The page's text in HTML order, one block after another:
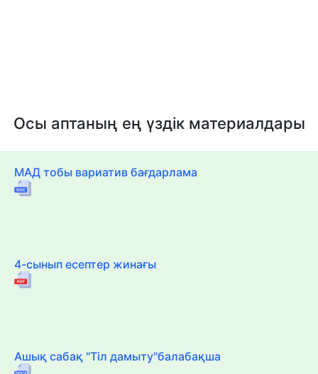
Осы аптаның ең үздік материалдары
МАД тобы вариатив бағдарлама
4-сынып есептер жинағы
Ашық сабақ "Тіл дамыту"балабақша